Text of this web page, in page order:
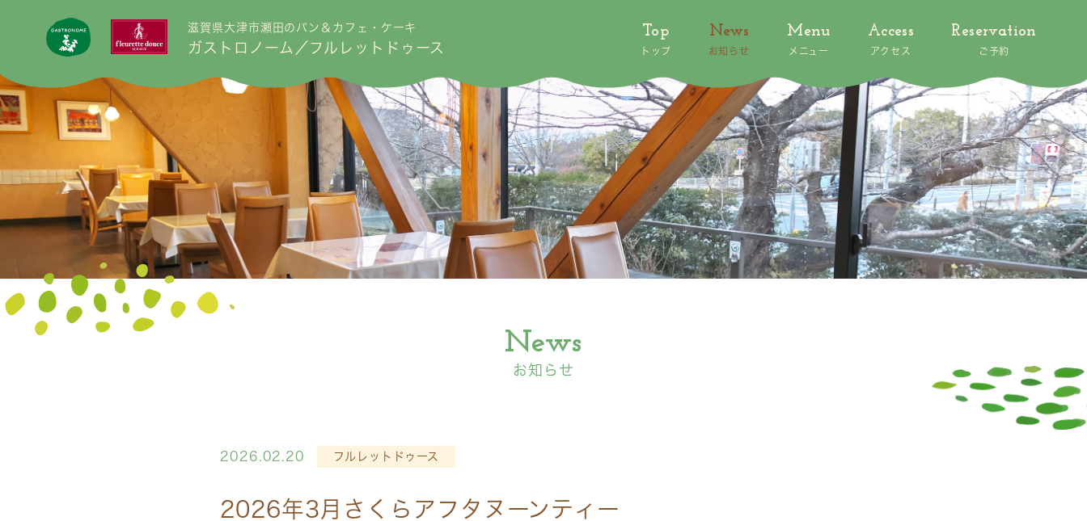
滋賀県大津市瀬田のパン＆カフェ・ケーキ
ガストロノーム／フルレットドゥース
Top
トップ
News
お知らせ
Menu
メニュー
Access
アクセス
Reservation
ご予約
News
お知らせ
2026.02.20 フルレットドゥース
2026年3月さくらアフタヌーンティー